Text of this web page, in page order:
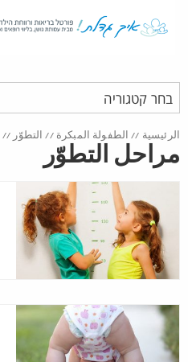
الرئيسية // الطفولة المبكرة // التطوّر //
مراحل التطوّر